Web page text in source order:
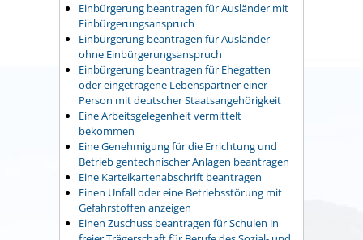
Einbürgerung beantragen für Ausländer mit
Einbürgerungsanspruch
Einbürgerung beantragen für Ausländer
ohne Einbürgerungsanspruch
Einbürgerung beantragen für Ehegatten
oder eingetragene Lebenspartner einer
Person mit deutscher Staatsangehörigkeit
Eine Arbeitsgelegenheit vermittelt
bekommen
Eine Genehmigung für die Errichtung und
Betrieb gentechnischer Anlagen beantragen
Eine Karteikartenabschrift beantragen
Einen Unfall oder eine Betriebsstörung mit
Gefahrstoffen anzeigen
Einen Zuschuss beantragen für Schulen in